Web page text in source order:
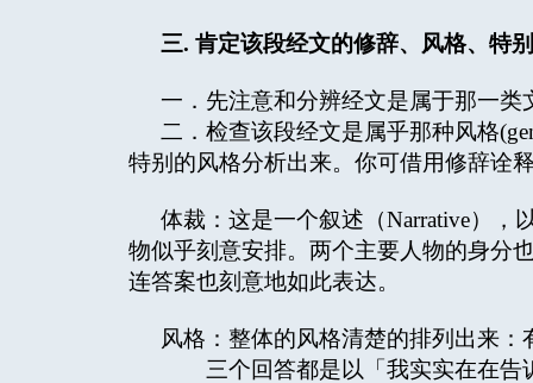
三. 肯定该段经文的修辞、风格、特
一．先注意和分辨经文是属于那一
二．检查该段经文是属乎那种风格
特别的风格分析出来。你可借用修辞诠
体裁：这是一个叙述（Narrative），
物似乎刻意安排。两个主要人物的身分
连答案也刻意地如此表达。
风格：整体的风格清楚的排列出来
三个回答都是以「我实实在在告诉